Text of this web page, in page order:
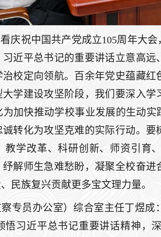
庆祝中国共产党成立105周年大
近平总书记的重要讲话立意高
校定向领航。百余年党史蕴藏
学建设攻坚阶段，我们要深入
加快推动学校事业发展的生动
转化为攻坚克难的实际行动。要
教学改革、科研创新、师资引育
解师生急难愁盼，凝聚全校奋
民族复兴贡献更多宝文理力量。
专员办公室）综合室主任丁煜
悟习近平总书记重要讲话精神，